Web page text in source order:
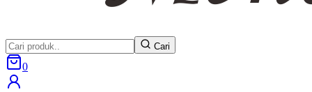
Cari
0